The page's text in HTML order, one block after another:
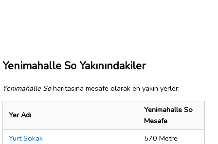
Yenimahalle So Yakınındakiler
Yenimahalle Soharitasına mesafe olarak en yakın yerler:
Yer Adı
Yenimahalle So
Mesafe
Yurt Sokak
570 Metre